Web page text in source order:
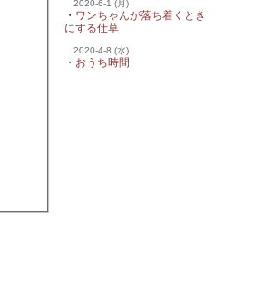
2020-6-1 (月)
・ ワンちゃんが落ち着くとき
にする仕草
2020-4-8 (水)
・ おうち時間